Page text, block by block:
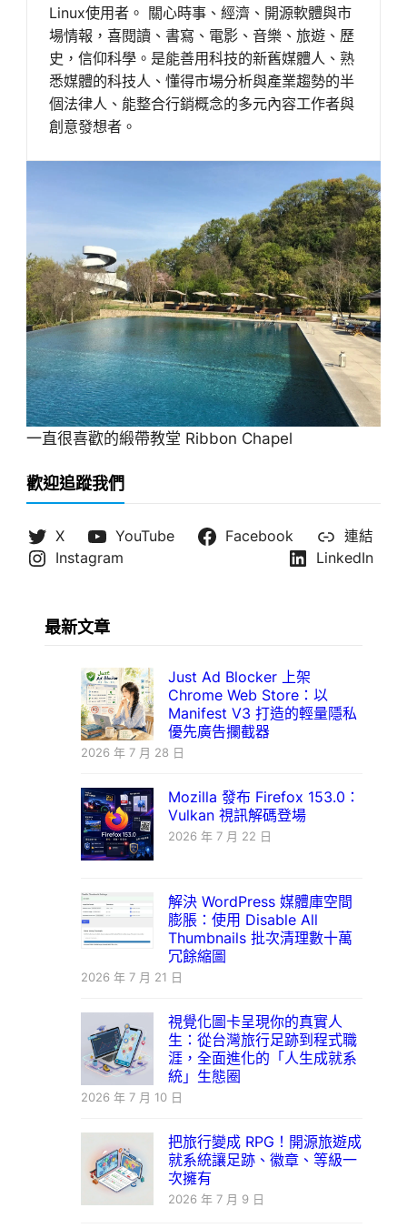
Linux使用者。 關心時事、經濟、開源軟體與市
場情報，喜閱讀、書寫、電影、音樂、旅遊、歷
史，信仰科學。是能善用科技的新舊媒體人、熟
悉媒體的科技人、懂得市場分析與產業趨勢的半
個法律人、能整合行銷概念的多元內容工作者與
創意發想者。
一直很喜歡的緞帶教堂 Ribbon Chapel
歡迎追蹤我們
X YouTube Facebook
連結
Instagram
LinkedIn
最新文章
Just Ad Blocker 上架
Chrome Web Store：以
Manifest V3 打造的輕量隱私
優先廣告攔截器
2026 年 7 月 28 日
Mozilla 發布 Firefox 153.0：
Vulkan 視訊解碼登場
2026 年 7 月 22 日
解決 WordPress 媒體庫空間
膨脹：使用 Disable All
Thumbnails 批次清理數十萬
冗餘縮圖
2026 年 7 月 21 日
視覺化圖卡呈現你的真實人
生：從台灣旅行足跡到程式職
涯，全面進化的「人生成就系
統」生態圈
2026 年 7 月 10 日
把旅行變成 RPG！開源旅遊成
就系統讓足跡、徽章、等級一
次擁有
2026 年 7 月 9 日